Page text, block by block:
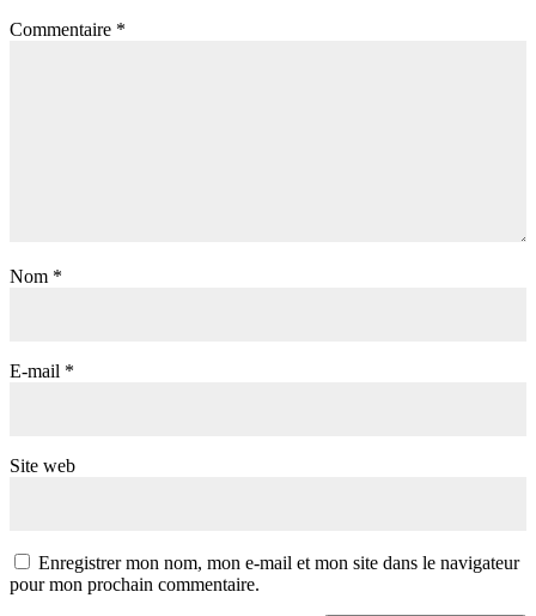
Commentaire *
Nom *
E-mail *
Site web
Enregistrer mon nom, mon e-mail et mon site dans le navigateur
pour mon prochain commentaire.